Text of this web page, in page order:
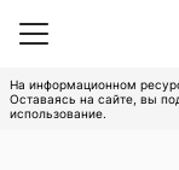
На информационном
Оставаясь на сайте, вы
использование.